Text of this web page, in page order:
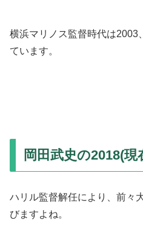
横浜マリノス監督時代は2003
ています。
岡田武史の2018(
ハリル監督解任により、前々
びますよね。